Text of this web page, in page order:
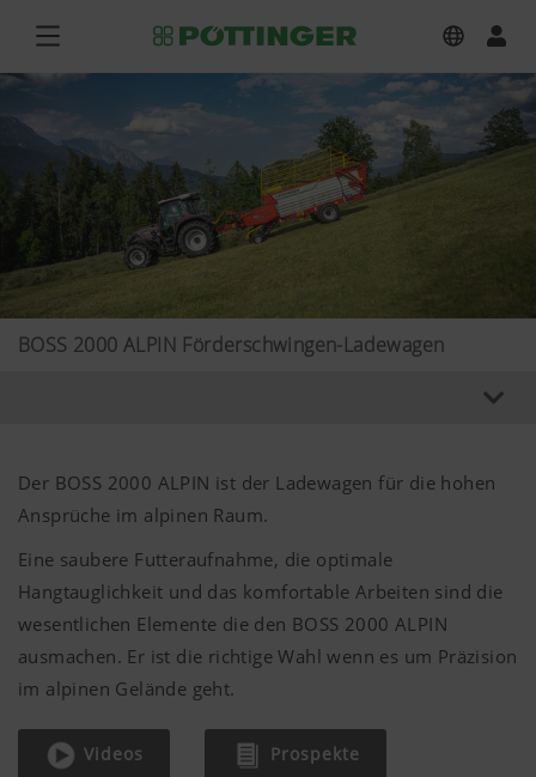
BOSS 2000 ALPIN Förderschwingen-Ladewagen
Der BOSS 2000 ALPIN ist der Ladewagen für die hohen
Ansprüche im alpinen Raum.
Eine saubere Futteraufnahme, die optimale
Hangtauglichkeit und das komfortable Arbeiten sind die
wesentlichen Elemente die den BOSS 2000 ALPIN
ausmachen. Er ist die richtige Wahl wenn es um Präzision
im alpinen Gelände geht.
Videos Prospekte